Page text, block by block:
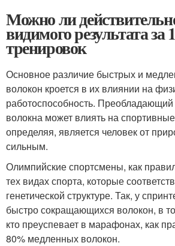
Можно ли
видимого результата за
тренировок
Основное различие быстрых и
волокон кроется в их влиянии на
работоспособность.
волокна может влиять на
определяя, является человек от
сильным.
Олимпийские спортсмены, как
тех видах спорта, которые
генетической структуре. Так, у
быстро сокращающихся волокон, в
кто преуспевает в марафонах, как
80% медленных волокон.